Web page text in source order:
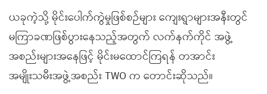
ယခုကဲ့သို့ မိုင်းပေါက်ကွဲမှုဖြစ်စဉ်များ ကျေးရွာများအနီးတွင်
မကြာခဏဖြစ်ပွားနေသည့်အတွက် လက်နက်ကိုင် အဖွဲ့
အစည်းများအနေဖြင့် မိုင်းမထောင်ကြရန် တအာင်း
အမျိုးသမီးအဖွဲ့အစည်း TWO က တောင်းဆိုသည်။